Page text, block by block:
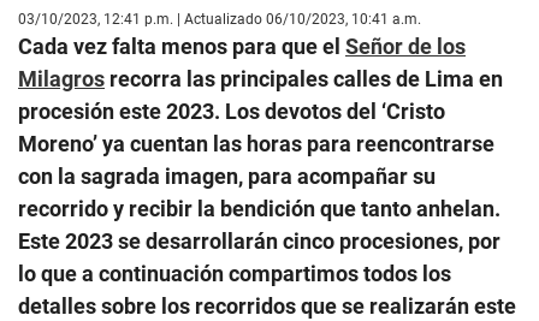
03/10/2023, 12:41 p.m. | Actualizado 06/10/2023, 10:41 a.m.
Cada vez falta menos para que el Señor de los
Milagros recorra las principales calles de Lima en
procesión este 2023. Los devotos del ‘Cristo
Moreno’ ya cuentan las horas para reencontrarse
con la sagrada imagen, para acompañar su
recorrido y recibir la bendición que tanto anhelan.
Este 2023 se desarrollarán cinco procesiones, por
lo que a continuación compartimos todos los
detalles sobre los recorridos que se realizarán este